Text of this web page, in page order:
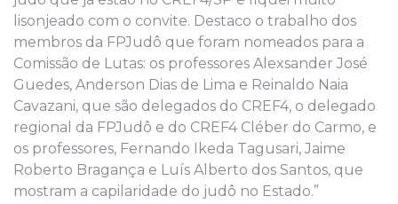
lisonjeado com o convite. Destaco o trabalho dos
membros da FPJudô que foram nomeados para a
Comissão de Lutas: os professores Alexsander José
Guedes, Anderson Dias de Lima e Reinaldo Naia
Cavazani, que são delegados do CREF4, o delegado
regional da FPJudô e do CREF4 Cléber do Carmo, e
os professores, Fernando Ikeda Tagusari, Jaime
Roberto Bragança e Luís Alberto dos Santos, que
mostram a capilaridade do judô no Estado.”